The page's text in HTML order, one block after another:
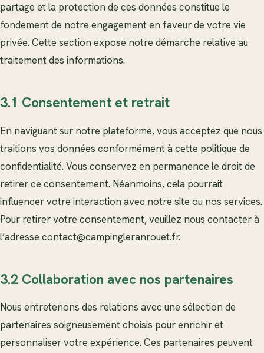
partage et la protection de ces données constitue le
fondement de notre engagement en faveur de votre vie
privée. Cette section expose notre démarche relative au
traitement des informations.
3.1 Consentement et retrait
En naviguant sur notre plateforme, vous acceptez que nous
traitions vos données conformément à cette politique de
confidentialité. Vous conservez en permanence le droit de
retirer ce consentement. Néanmoins, cela pourrait
influencer votre interaction avec notre site ou nos services.
Pour retirer votre consentement, veuillez nous contacter à
l’adresse contact@campingleranrouet.fr.
3.2 Collaboration avec nos partenaires
Nous entretenons des relations avec une sélection de
partenaires soigneusement choisis pour enrichir et
personnaliser votre expérience. Ces partenaires peuvent